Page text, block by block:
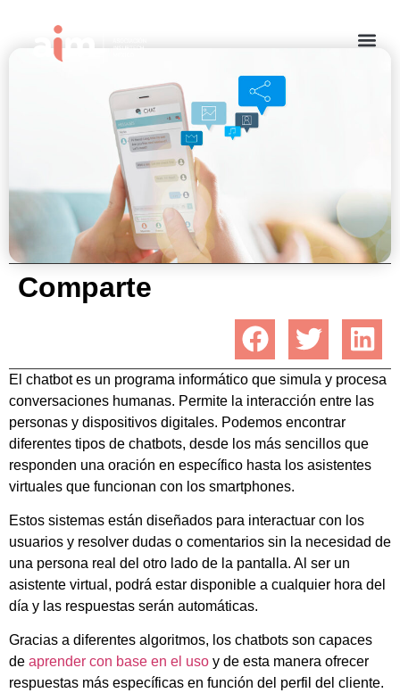
diciembre 16, 2021
Comparte
El chatbot es un programa informático que simula y procesa
conversaciones humanas. Permite la interacción entre las
personas y dispositivos digitales. Podemos encontrar
diferentes tipos de chatbots, desde los más sencillos que
responden una oración en específico hasta los asistentes
virtuales que funcionan con los smartphones.
Estos sistemas están diseñados para interactuar con los
usuarios y resolver dudas o comentarios sin la necesidad de
una persona real del otro lado de la pantalla. Al ser un
asistente virtual, podrá estar disponible a cualquier hora del
día y las respuestas serán automáticas.
Gracias a diferentes algoritmos, los chatbots son capaces
de aprender con base en el uso y de esta manera ofrecer
respuestas más específicas en función del perfil del cliente.